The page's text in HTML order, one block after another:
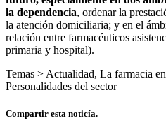
la dependencia, ordenar la
la atención domiciliaria; y en el
relación entre farmacéuticos
primaria y hospital).
Temas > Actualidad, La farmacia
Personalidades del sector
Compartir esta noticía.